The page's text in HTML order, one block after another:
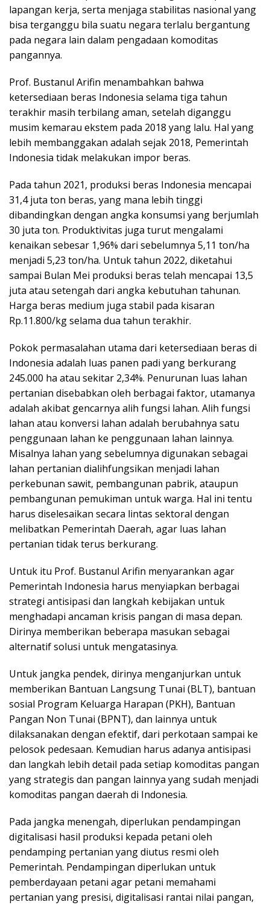
lapangan kerja, serta menjaga stabilitas nasional yang
bisa terganggu bila suatu negara terlalu bergantung
pada negara lain dalam pengadaan komoditas
pangannya.
Prof. Bustanul Arifin menambahkan bahwa
ketersediaan beras Indonesia selama tiga tahun
terakhir masih terbilang aman, setelah diganggu
musim kemarau ekstem pada 2018 yang lalu. Hal yang
lebih membanggakan adalah sejak 2018, Pemerintah
Indonesia tidak melakukan impor beras.
Pada tahun 2021, produksi beras Indonesia mencapai
31,4 juta ton beras, yang mana lebih tinggi
dibandingkan dengan angka konsumsi yang berjumlah
30 juta ton. Produktivitas juga turut mengalami
kenaikan sebesar 1,96% dari sebelumnya 5,11 ton/ha
menjadi 5,23 ton/ha. Untuk tahun 2022, diketahui
sampai Bulan Mei produksi beras telah mencapai 13,5
juta atau setengah dari angka kebutuhan tahunan.
Harga beras medium juga stabil pada kisaran
Rp.11.800/kg selama dua tahun terakhir.
Pokok permasalahan utama dari ketersediaan beras di
Indonesia adalah luas panen padi yang berkurang
245.000 ha atau sekitar 2,34%. Penurunan luas lahan
pertanian disebabkan oleh berbagai faktor, utamanya
adalah akibat gencarnya alih fungsi lahan. Alih fungsi
lahan atau konversi lahan adalah berubahnya satu
penggunaan lahan ke penggunaan lahan lainnya.
Misalnya lahan yang sebelumnya digunakan sebagai
lahan pertanian dialihfungsikan menjadi lahan
perkebunan sawit, pembangunan pabrik, ataupun
pembangunan pemukiman untuk warga. Hal ini tentu
harus diselesaikan secara lintas sektoral dengan
melibatkan Pemerintah Daerah, agar luas lahan
pertanian tidak terus berkurang.
Untuk itu Prof. Bustanul Arifin menyarankan agar
Pemerintah Indonesia harus menyiapkan berbagai
strategi antisipasi dan langkah kebijakan untuk
menghadapi ancaman krisis pangan di masa depan.
Dirinya memberikan beberapa masukan sebagai
alternatif solusi untuk mengatasinya.
Untuk jangka pendek, dirinya menganjurkan untuk
memberikan Bantuan Langsung Tunai (BLT), bantuan
sosial Program Keluarga Harapan (PKH), Bantuan
Pangan Non Tunai (BPNT), dan lainnya untuk
dilaksanakan dengan efektif, dari perkotaan sampai ke
pelosok pedesaan. Kemudian harus adanya antisipasi
dan langkah lebih detail pada setiap komoditas pangan
yang strategis dan pangan lainnya yang sudah menjadi
komoditas pangan daerah di Indonesia.
Pada jangka menengah, diperlukan pendampingan
digitalisasi hasil produksi kepada petani oleh
pendamping pertanian yang diutus resmi oleh
Pemerintah. Pendampingan diperlukan untuk
pemberdayaan petani agar petani memahami
pertanian yang presisi, digitalisasi rantai nilai pangan,